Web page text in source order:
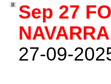
Sep 27
27-09-